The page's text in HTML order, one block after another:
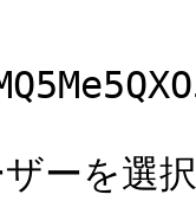
ーを選